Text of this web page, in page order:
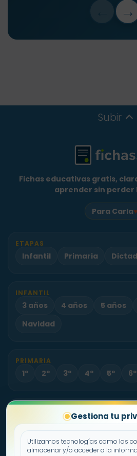
Gestiona tu
Utilizamos tecnologías como las
almacenar y/o acceder a la
→
Subir
Fichas educativas gratis,
aprender sin perder
Para Carla♥
ETAPAS
Infantil Primaria
INFANTIL
3 años 4 años 5 años
Navidad
PRIMARIA
1º 2º 3º 4º 5º 6º
Sobre Fichas.es Contacto